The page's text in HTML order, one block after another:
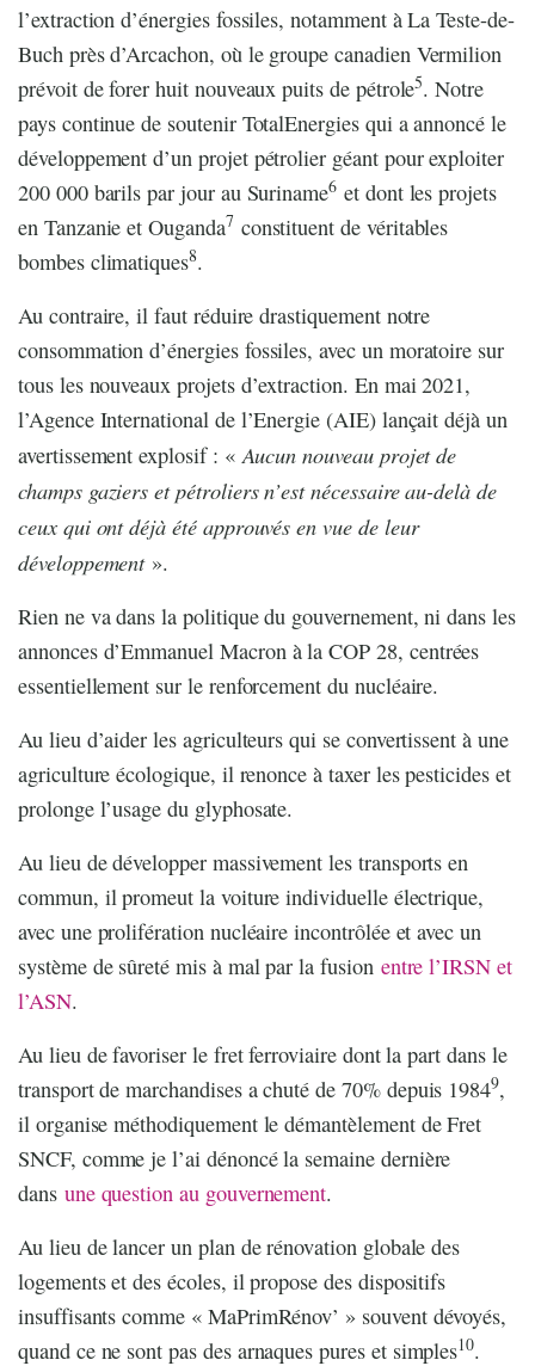
l’extraction d’énergies fossiles, notamment à La Teste-de-
Buch près d’Arcachon, où le groupe canadien Vermilion
prévoit de forer huit nouveaux puits de pétrole5. Notre
pays continue de soutenir TotalEnergies qui a annoncé le
développement d’un projet pétrolier géant pour exploiter
200 000 barils par jour au Suriname6 et dont les projets
en Tanzanie et Ouganda7 constituent de véritables
bombes climatiques8.
Au contraire, il faut réduire drastiquement notre
consommation d’énergies fossiles, avec un moratoire sur
tous les nouveaux projets d’extraction. En mai 2021,
l’Agence International de l’Energie (AIE) lançait déjà un
avertissement explosif : « Aucun nouveau projet de
champs gaziers et pétroliers n’est nécessaire au-delà de
ceux qui ont déjà été approuvés en vue de leur
développement ».
Rien ne va dans la politique du gouvernement, ni dans les
annonces d’Emmanuel Macron à la COP 28, centrées
essentiellement sur le renforcement du nucléaire.
Au lieu d’aider les agriculteurs qui se convertissent à une
agriculture écologique, il renonce à taxer les pesticides et
prolonge l’usage du glyphosate.
Au lieu de développer massivement les transports en
commun, il promeut la voiture individuelle électrique,
avec une prolifération nucléaire incontrôlée et avec un
système de sûreté mis à mal par la fusion entre l’IRSN et
l’ASN.
Au lieu de favoriser le fret ferroviaire dont la part dans le
transport de marchandises a chuté de 70% depuis 19849,
il organise méthodiquement le démantèlement de Fret
SNCF, comme je l’ai dénoncé la semaine dernière
dans une question au gouvernement.
Au lieu de lancer un plan de rénovation globale des
logements et des écoles, il propose des dispositifs
insuffisants comme « MaPrimRénov’ » souvent dévoyés,
quand ce ne sont pas des arnaques pures et simples10.